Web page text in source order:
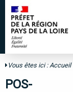
Vous êtes ici :Accueil
POS-